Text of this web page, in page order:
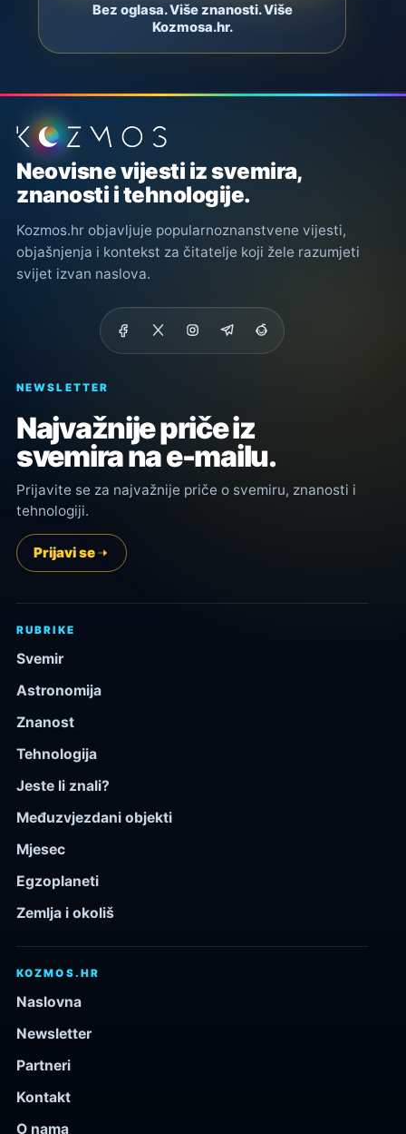
Bez oglasa. Više znanosti. Više
Kozmosa.hr.
Podnožje stranice
Neovisne vijesti iz svemira,
znanosti i tehnologije.
Kozmos.hr objavljuje popularnoznanstvene vijesti,
objašnjenja i kontekst za čitatelje koji žele razumjeti
svijet izvan naslova.
NEWSLETTER
Najvažnije priče iz
svemira na e-mailu.
Prijavite se za najvažnije priče o svemiru, znanosti i
tehnologiji.
Prijavi se
RUBRIKE
Svemir
Astronomija
Znanost
Tehnologija
Jeste li znali?
Međuzvjezdani objekti
Mjesec
Egzoplaneti
Zemlja i okoliš
KOZMOS.HR
Naslovna
Newsletter
Partneri
Kontakt
O nama